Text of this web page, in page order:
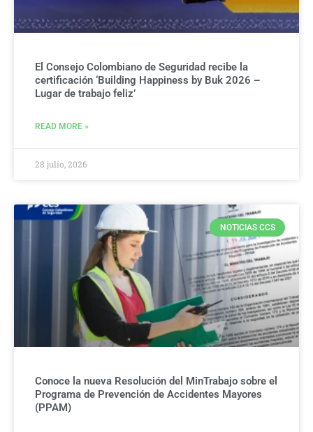
El Consejo Colombiano de Seguridad recibe la
certificación ‘Building Happiness by Buk 2026 –
Lugar de trabajo feliz’
READ MORE »
28 julio, 2026
NOTICIAS CCS
Conoce la nueva Resolución del MinTrabajo sobre el
Programa de Prevención de Accidentes Mayores
(PPAM)